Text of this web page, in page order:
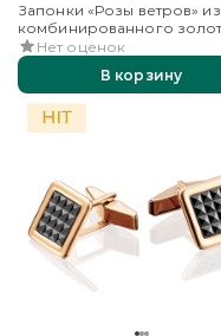
Запонки «Розы ветров» из
комбинированного
Нет оценок
В корзину